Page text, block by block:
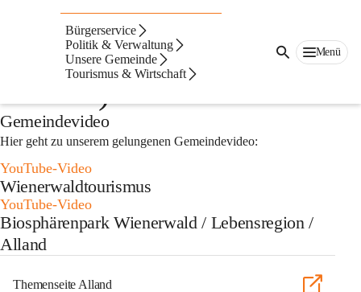
Bürgerservice
Politik & Verwaltung
Unsere Gemeinde
Tourismus & Wirtschaft
Menü
Medien (Fotos und
Gemeindevideo
Hier geht zu unserem gelungenen Gemeindevideo:
YouTube-Video
Wienerwaldtourismus
YouTube-Video
Biosphärenpark Wienerwald / Lebensregion /
Alland
Themenseite Alland